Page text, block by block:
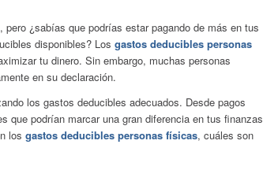
¿sabías que podrías estar pagando de más en tus
disponibles? Los gastos deducibles personas
tu dinero. Sin embargo, muchas personas
en su declaración.
los gastos deducibles adecuados. Desde pagos
que podrían marcar una gran diferencia en tus finanzas
los gastos deducibles personas físicas, cuáles son